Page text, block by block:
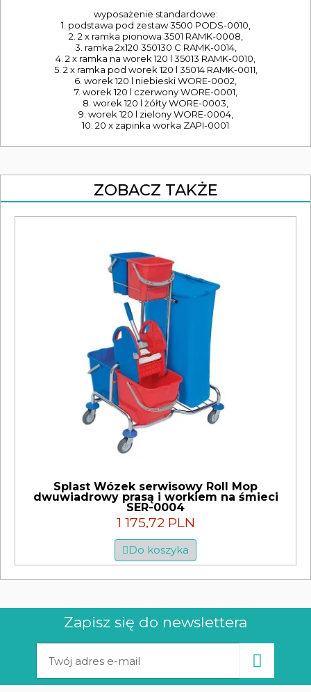
wyposażenie standardowe:
1. podstawa pod zestaw 3500 PODS-0010,
2. 2 x ramka pionowa 3501 RAMK-0008,
3. ramka 2x120 350130 C RAMK-0014,
4. 2 x ramka na worek 120 l 35013 RAMK-0010,
5. 2 x ramka pod worek 120 l 35014 RAMK-0011,
6. worek 120 l niebieski WORE-0002,
7. worek 120 l czerwony WORE-0001,
8. worek 120 l żółty WORE-0003,
9. worek 120 l zielony WORE-0004,
10. 20 x zapinka worka ZAPI-0001
ZOBACZ TAKŻE
Splast Wózek serwisowy Roll Mop
dwuwiadrowy prasą i workiem na śmieci
SER-0004
1 175,72 PLN
Do koszyka
Zapisz się do newslettera